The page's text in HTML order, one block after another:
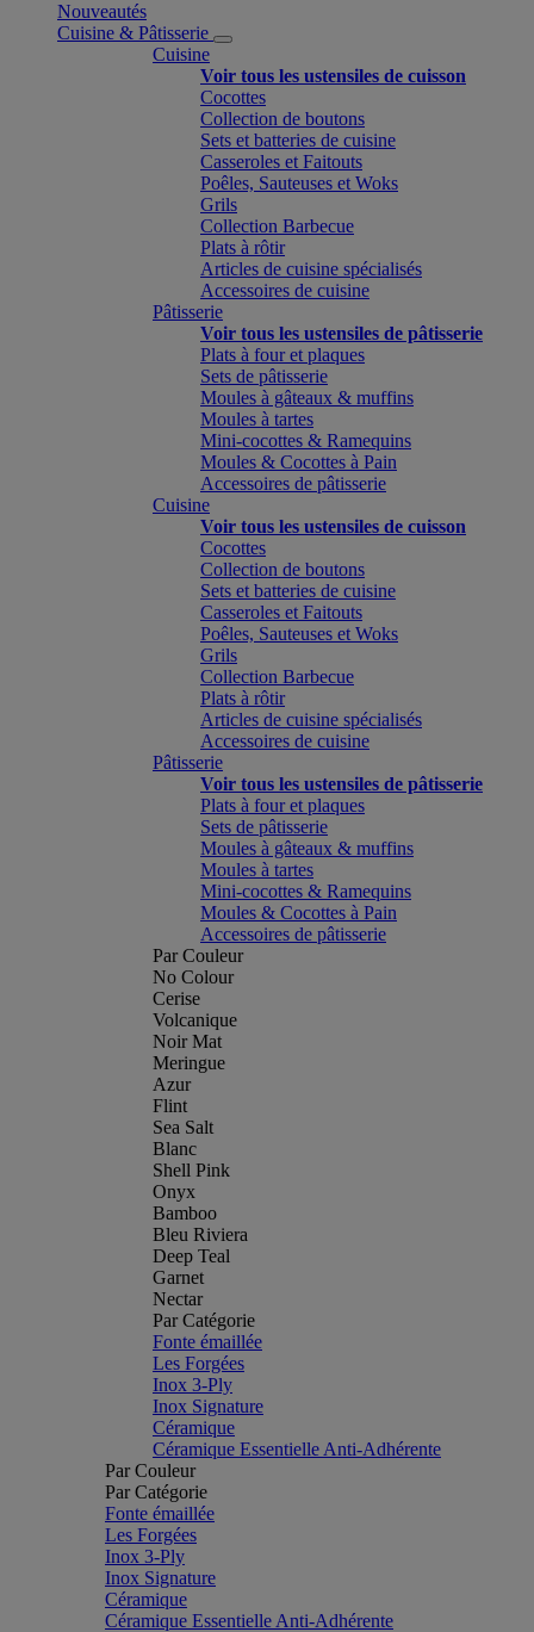
Nouveautés
Cuisine & Pâtisserie
Cuisine
Voir tous les ustensiles de cuisson
Cocottes
Collection de boutons
Sets et batteries de cuisine
Casseroles et Faitouts
Poêles, Sauteuses et Woks
Grils
Collection Barbecue
Plats à rôtir
Articles de cuisine spécialisés
Accessoires de cuisine
Pâtisserie
Voir tous les ustensiles de pâtisserie
Plats à four et plaques
Sets de pâtisserie
Moules à gâteaux & muffins
Moules à tartes
Mini-cocottes & Ramequins
Moules & Cocottes à Pain
Accessoires de pâtisserie
Cuisine
Voir tous les ustensiles de cuisson
Cocottes
Collection de boutons
Sets et batteries de cuisine
Casseroles et Faitouts
Poêles, Sauteuses et Woks
Grils
Collection Barbecue
Plats à rôtir
Articles de cuisine spécialisés
Accessoires de cuisine
Pâtisserie
Voir tous les ustensiles de pâtisserie
Plats à four et plaques
Sets de pâtisserie
Moules à gâteaux & muffins
Moules à tartes
Mini-cocottes & Ramequins
Moules & Cocottes à Pain
Accessoires de pâtisserie
Par Couleur
No Colour
Cerise
Volcanique
Noir Mat
Meringue
Azur
Flint
Sea Salt
Blanc
Shell Pink
Onyx
Bamboo
Bleu Riviera
Deep Teal
Garnet
Nectar
Par Catégorie
Fonte émaillée
Les Forgées
Inox 3-Ply
Inox Signature
Céramique
Céramique Essentielle Anti-Adhérente
Par Couleur
Par Catégorie
Fonte émaillée
Les Forgées
Inox 3-Ply
Inox Signature
Céramique
Céramique Essentielle Anti-Adhérente